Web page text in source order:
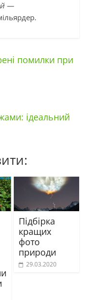
—
помилки при
ідеальний
Підбірка
кращих
фото
природи
29.03.2020